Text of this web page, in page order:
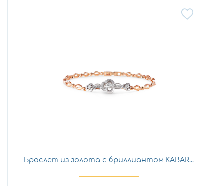
Браслет из золота с бриллиантом KABAR...